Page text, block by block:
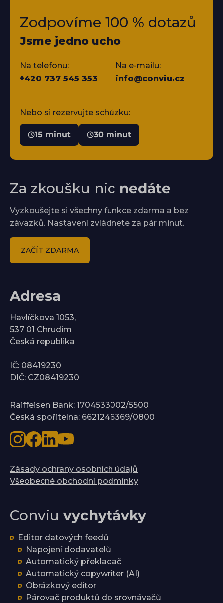
Zodpovíme 100 % dotazů
Jsme jedno ucho
Na telefonu:
+420 737 545 353
Na e-mailu:
info@conviu.cz
Nebo si rezervujte schůzku:
15 minut 30 minut
Za zkoušku nic nedáte
Vyzkoušejte si všechny funkce zdarma a bez
závazků. Nastavení zvládnete za pár minut.
ZAČÍT ZDARMA
Adresa
Havlíčkova 1053,
537 01 Chrudim
Česká republika
IČ: 08419230
DIČ: CZ08419230
Raiffeisen Bank: 1704533002/5500
Česká spořitelna: 6621246369/0800
Zásady ochrany osobních údajů
Všeobecné obchodní podmínky
Conviu vychytávky
Editor datových feedů
Napojení dodavatelů
Automatický překladač
Automatický copywriter (AI)
Obrázkový editor
Párovač produktů do srovnávačů